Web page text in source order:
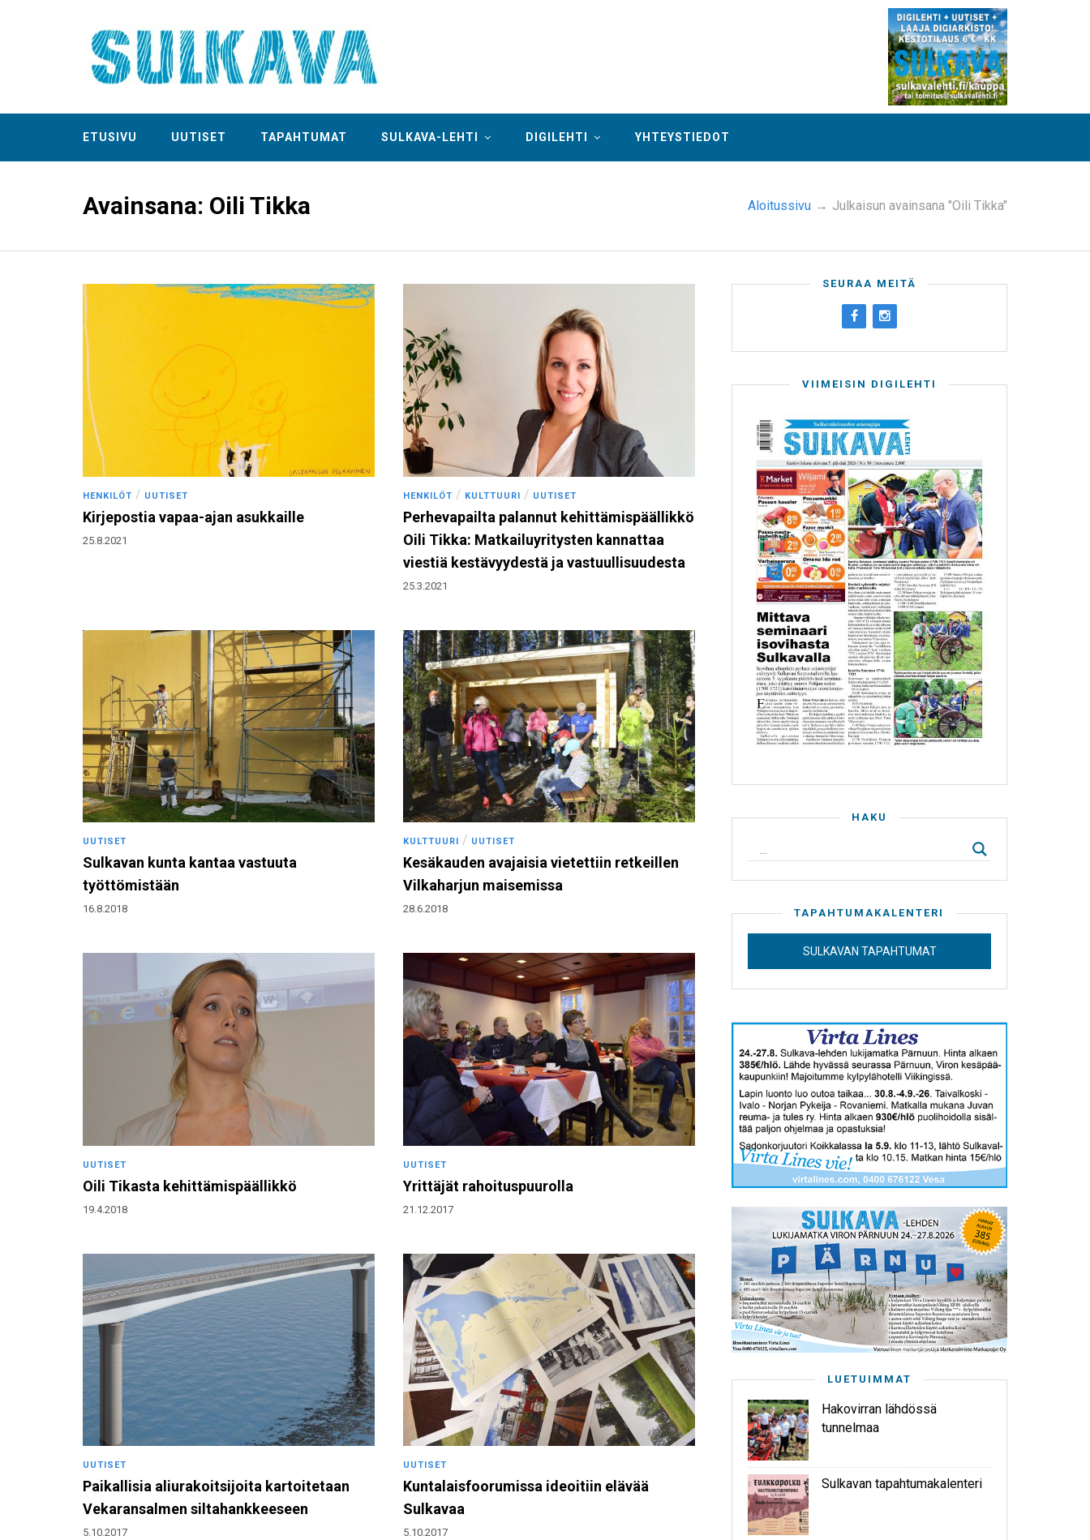
ETUSIVU UUTISET TAPAHTUMAT SULKAVA-LEHTI DIGILEHTI YHTEYSTIEDOT
Avainsana: Oili Tikka Aloitussivu → Julkaisun avainsana "Oili Tikka"
HENKILÖT / UUTISET
Kirjepostia vapaa-ajan asukkaille
25.8.2021
HENKILÖT / KULTTUURI / UUTISET
Perhevapailta palannut kehittämispäällikkö
Oili Tikka: Matkailuyritysten kannattaa
viestiä kestävyydestä ja vastuullisuudesta
25.3.2021
UUTISET
Sulkavan kunta kantaa vastuuta
työttömistään
16.8.2018
KULTTUURI / UUTISET
Kesäkauden avajaisia vietettiin retkeillen
Vilkaharjun maisemissa
28.6.2018
UUTISET
Oili Tikasta kehittämispäällikkö
19.4.2018
UUTISET
Yrittäjät rahoituspuurolla
21.12.2017
UUTISET
Paikallisia aliurakoitsijoita kartoitetaan
Vekaransalmen siltahankkeeseen
5.10.2017
UUTISET
Kuntalaisfoorumissa ideoitiin elävää
Sulkavaa
5.10.2017
SEURAA MEITÄ
VIIMEISIN DIGILEHTI
HAKU
TAPAHTUMAKALENTERI
SULKAVAN TAPAHTUMAT
LUETUIMMAT
Hakovirran lähdössä
tunnelmaa
Sulkavan tapahtumakalenteri